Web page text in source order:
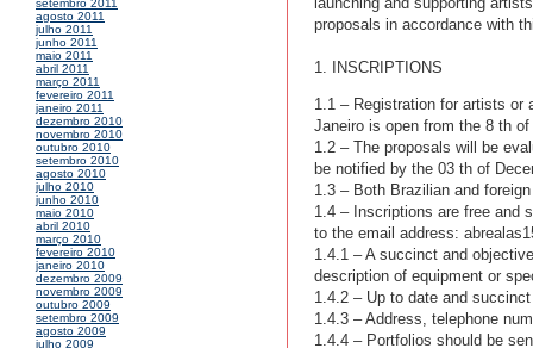
setembro 2011
agosto 2011
julho 2011
junho 2011
maio 2011
abril 2011
março 2011
fevereiro 2011
janeiro 2011
dezembro 2010
novembro 2010
outubro 2010
setembro 2010
agosto 2010
julho 2010
junho 2010
maio 2010
abril 2010
março 2010
fevereiro 2010
janeiro 2010
dezembro 2009
novembro 2009
outubro 2009
setembro 2009
agosto 2009
julho 2009
proposals in accordance with
1. INSCRIPTIONS
1.1 – Registration for artists or
Janeiro is open from the 8 th
1.2 – The proposals will be
be notified by the 03 th of
1.3 – Both Brazilian and
1.4 – Inscriptions are free and
to the email address:
1.4.1 – A succinct and
description of equipment or
1.4.2 – Up to date and
1.4.3 – Address, telephone
1.4.4 – Portfolios should be